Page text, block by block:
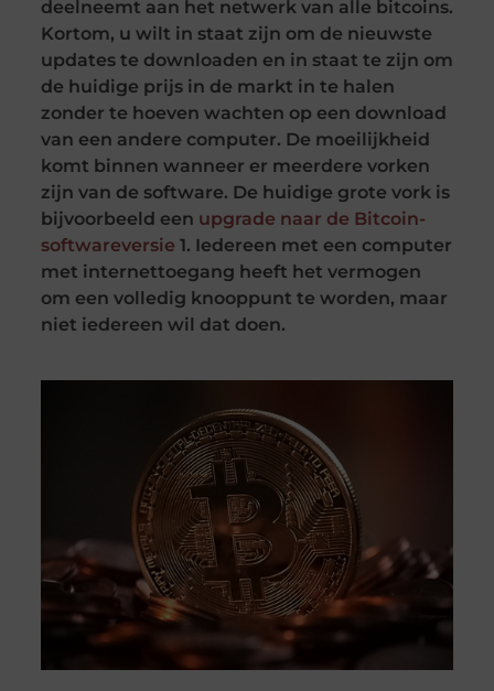
deelneemt aan het netwerk van alle bitcoins.
Kortom, u wilt in staat zijn om de nieuwste
updates te downloaden en in staat te zijn om
de huidige prijs in de markt in te halen
zonder te hoeven wachten op een download
van een andere computer. De moeilijkheid
komt binnen wanneer er meerdere vorken
zijn van de software. De huidige grote vork is
bijvoorbeeld een upgrade naar de Bitcoin-
softwareversie 1. Iedereen met een computer
met internettoegang heeft het vermogen
om een volledig knooppunt te worden, maar
niet iedereen wil dat doen.